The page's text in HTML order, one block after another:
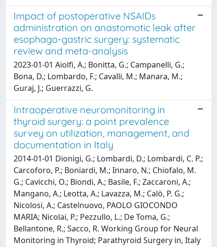
Impact of postoperative NSAIDs
administration on anastomotic leak after
esophago-gastric surgery: systematic
review and meta-analysis
2023-01-01 Aiolfi, A.; Bonitta, G.; Campanelli, G.;
Bona, D.; Lombardo, F.; Cavalli, M.; Manara, M.;
Guraj, J.; Guerrazzi, G.
Intraoperative neuromonitoring in
thyroid surgery: a point prevalence
survey on utilization, management, and
documentation in Italy
2014-01-01 Dionigi, G.; Lombardi, D.; Lombardi, C. P.;
Carcoforo, P.; Boniardi, M.; Innaro, N.; Chiofalo, M.
G.; Cavicchi, O.; Biondi, A.; Basile, F.; Zaccaroni, A.;
Mangano, A.; Leotta, A.; Lavazza, M.; Calò, P. G.;
Nicolosi, A.; Castelnuovo, PAOLO GIOCONDO
MARIA; Nicolai, P.; Pezzullo, L.; De Toma, G.;
Bellantone, R.; Sacco, R. Working Group for Neural
Monitoring in Thyroid; Parathyroid Surgery in, Italy